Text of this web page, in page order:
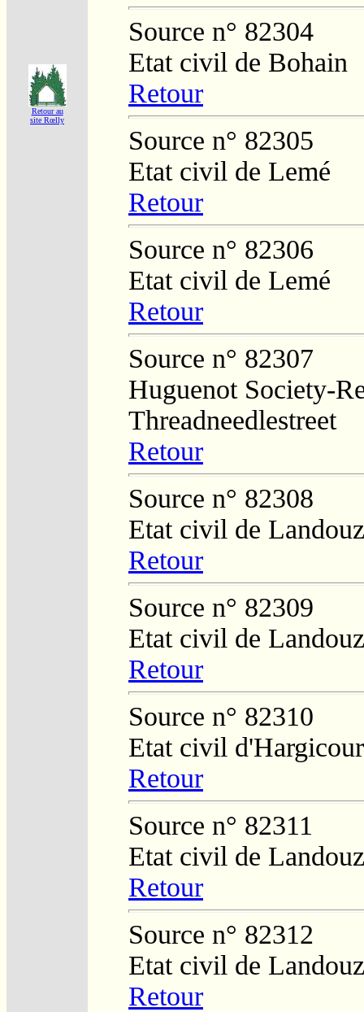
Retour au
site Rœlly
Source n° 82304
Etat civil de Bohain
Retour
Source n° 82305
Etat civil de Lemé
Retour
Source n° 82306
Etat civil de Lemé
Retour
Source n° 82307
Huguenot Society-
Threadneedlestreet
Retour
Source n° 82308
Etat civil de
Retour
Source n° 82309
Etat civil de
Retour
Source n° 82310
Etat civil
Retour
Source n° 82311
Etat civil de
Retour
Source n° 82312
Etat civil de
Retour